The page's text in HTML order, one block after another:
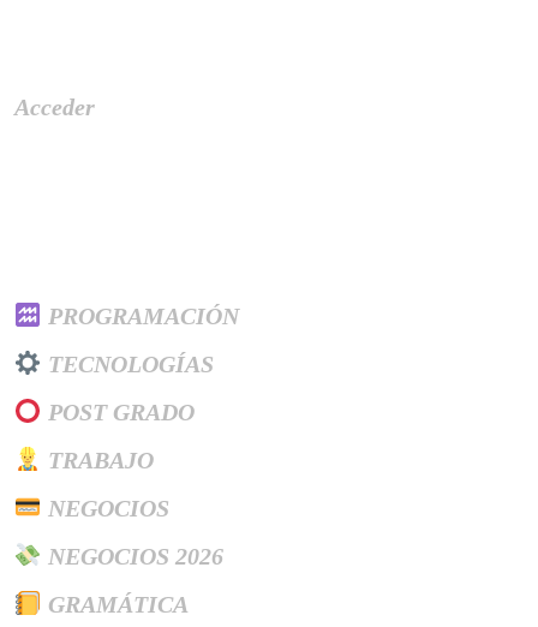
Acceder
PROGRAMACIÓN
TECNOLOGÍAS
POST GRADO
TRABAJO
NEGOCIOS
NEGOCIOS 2026
GRAMÁTICA